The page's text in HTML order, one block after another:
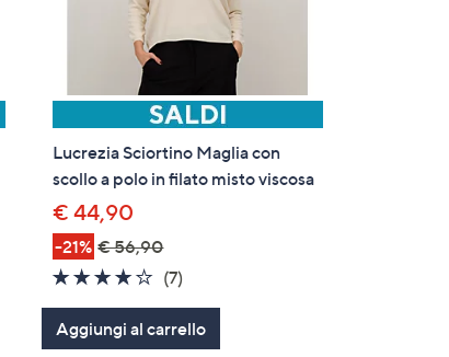
Lucrezia Sciortino Maglia con
scollo a polo in filato misto viscosa
€ 44,90
-21% € 56,90
3.9
of
5
(7)
Recensioni
Aggiungi al carrello